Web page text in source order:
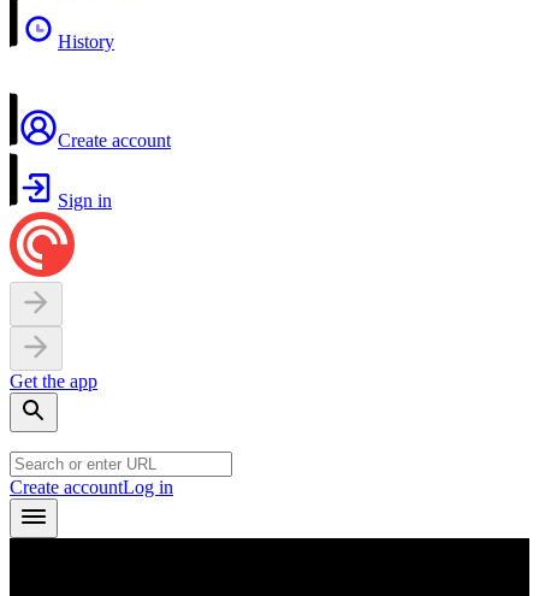
History
Create account
Sign in
Get the app
Create accountLog in